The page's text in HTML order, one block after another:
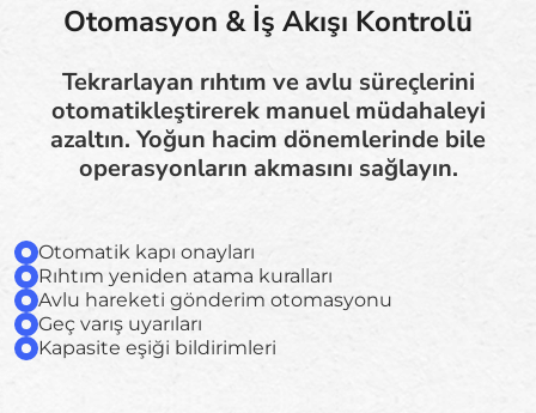
Otomasyon & İş Akışı Kontrolü
Tekrarlayan rıhtım ve avlu süreçlerini
otomatikleştirerek manuel müdahaleyi
azaltın. Yoğun hacim dönemlerinde bile
operasyonların akmasını sağlayın.
Otomatik kapı onayları
Rıhtım yeniden atama kuralları
Avlu hareketi gönderim otomasyonu
Geç varış uyarıları
Kapasite eşiği bildirimleri